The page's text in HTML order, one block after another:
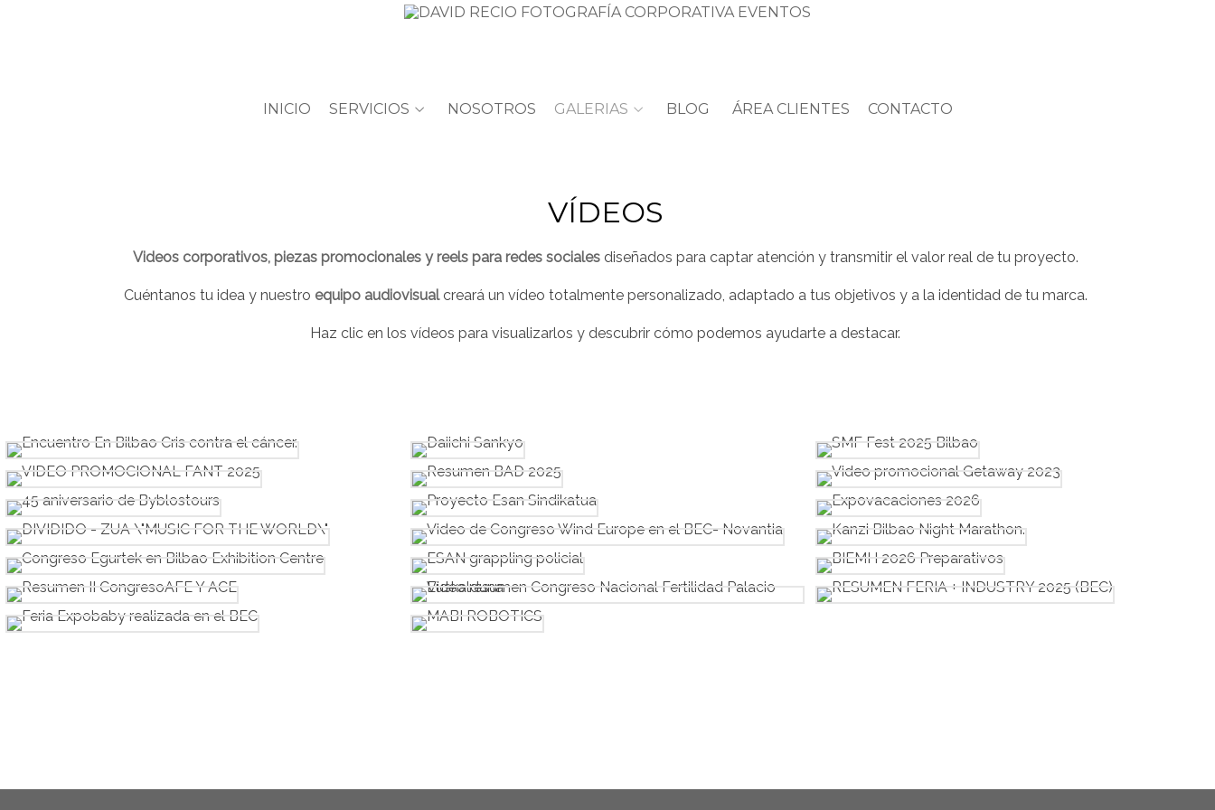
INICIO SERVICIOS NOSOTROS GALERIAS BLOG ÁREA CLIENTES CONTACTO
VÍDEOS
Videos corporativos, piezas promocionales y reels para redes socialesdiseñados para captar atención y transmitir el valor real de tu proyecto.
Cuéntanos tu idea y nuestro equipo audiovisualcreará un vídeo totalmente personalizado, adaptado a tus objetivos y a la identidad de tu marca.
Haz clic en los vídeos para visualizarlos y descubrir cómo podemos ayudarte a destacar.